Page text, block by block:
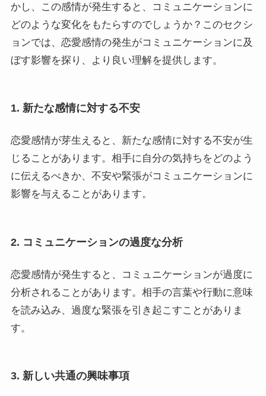
かし、この感情が発生すると、コミュニケーションに
どのような変化をもたらすのでしょうか？このセクシ
ョンでは、恋愛感情の発生がコミュニケーションに及
ぼす影響を探り、より良い理解を提供します。
1. 新たな感情に対する不安
恋愛感情が芽生えると、新たな感情に対する不安が生
じることがあります。相手に自分の気持ちをどのよう
に伝えるべきか、不安や緊張がコミュニケーションに
影響を与えることがあります。
2. コミュニケーションの過度な分析
恋愛感情が発生すると、コミュニケーションが過度に
分析されることがあります。相手の言葉や行動に意味
を読み込み、過度な緊張を引き起こすことがありま
す。
3. 新しい共通の興味事項